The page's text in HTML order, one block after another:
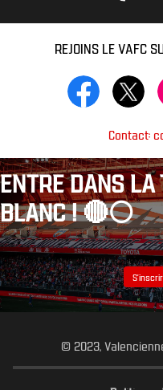
REJOINS LE VAFC
Contact:
ENTRE DANS LA
BLANC ! 🔴⚪️
© 2023,